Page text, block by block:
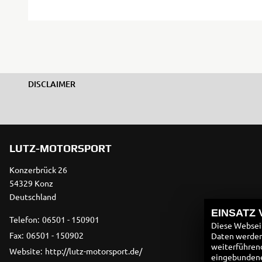
DISCLAIMER
LUTZ-MOTORSPORT
Konzerbrück 26
54329 Konz
Deutschland
Telefon: 06501 - 150901
Fax: 06501 - 150902
Website: http://lutz-motorsport.de/
EINSATZ
Diese
Daten